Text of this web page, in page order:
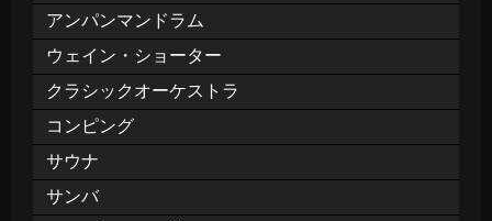
アンパンマンドラム
ウェイン・ショーター
クラシックオーケストラ
コンピング
サウナ
サンバ